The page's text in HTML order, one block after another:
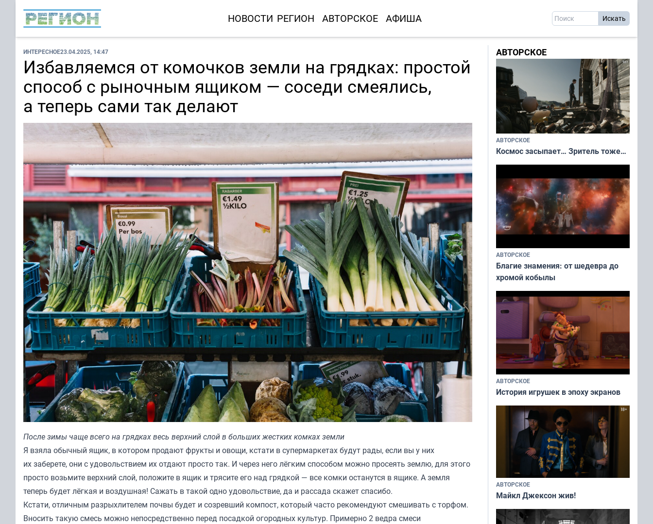
НОВОСТИ РЕГИОН АВТОРСКОЕ АФИША
ИНТЕРЕСНОЕ23.04.2025, 14:47
Избавляемся от комочков земли на грядках: простой
способ с рыночным ящиком — соседи смеялись,
а теперь сами так делают
После зимы чаще всего на грядках весь верхний слой в больших жестких комках земли
Я взяла обычный ящик, в котором продают фрукты и овощи, кстати в супермаркетах будут рады, если вы у них
их заберете, они с удовольствием их отдают просто так. И через него лёгким способом можно просеять землю, для этого
просто возьмите верхний слой, положите в ящик и трясите его над грядкой — все комки останутся в ящике. А земля
теперь будет лёгкая и воздушная! Сажать в такой одно удовольствие, да и рассада скажет спасибо.
Кстати, отличным разрыхлителем почвы будет и созревший компост, который часто рекомендуют смешивать с торфом.
Вносить такую смесь можно непосредственно перед посадкой огородных культур. Примерно 2 ведра смеси
АВТОРСКОЕ
АВТОРСКОЕ
Космос засыпает… Зритель тоже…
АВТОРСКОЕ
Благие знамения: от шедевра до
хромой кобылы
АВТОРСКОЕ
История игрушек в эпоху экранов
АВТОРСКОЕ
Майкл Джексон жив!